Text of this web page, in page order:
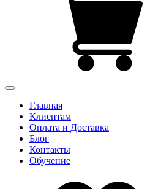
Главная
Клиентам
Оплата и Доставка
Блог
Контакты
Обучение